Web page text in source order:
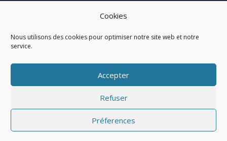
Cookies
Nous utilisons des cookies pour optimiser notre site web et notre
service.
Accepter
Refuser
Préferences
À propos
https://www.hseconsulting-france.com © 2026